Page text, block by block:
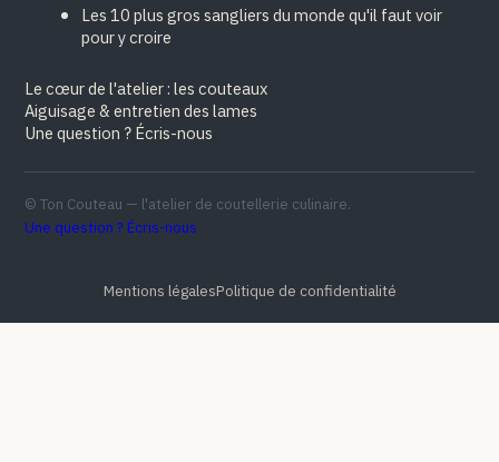
Les 10 plus gros sangliers du monde qu'il faut voir
pour y croire
Le cœur de l'atelier : les couteaux
Aiguisage & entretien des lames
Une question ? Écris-nous
© Ton Couteau — l'atelier de coutellerie culinaire.
Une question ? Écris-nous
Mentions légalesPolitique de confidentialité